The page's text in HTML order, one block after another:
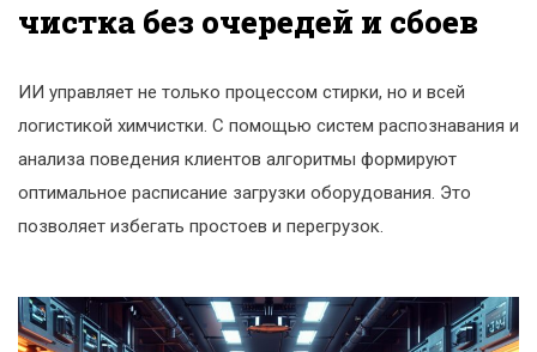
чистка без очередей и сбоев
ИИ управляет не только процессом стирки, но и всей
логистикой химчистки. С помощью систем распознавания и
анализа поведения клиентов алгоритмы формируют
оптимальное расписание загрузки оборудования. Это
позволяет избегать простоев и перегрузок.